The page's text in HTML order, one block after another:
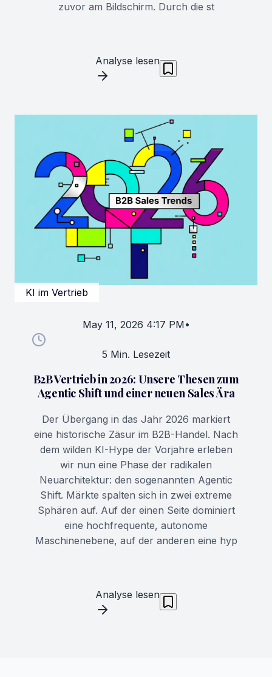
zuvor am Bildschirm. Durch die st
Analyse lesen
KI im Vertrieb
May 11, 2026 4:17 PM•
5 Min. Lesezeit
B2B Vertrieb in 2026: Unsere Thesen zum
Agentic Shift und einer neuen Sales Ära
Der Übergang in das Jahr 2026 markiert
eine historische Zäsur im B2B-Handel. Nach
dem wilden KI-Hype der Vorjahre erleben
wir nun eine Phase der radikalen
Neuarchitektur: den sogenannten Agentic
Shift. Märkte spalten sich in zwei extreme
Sphären auf. Auf der einen Seite dominiert
eine hochfrequente, autonome
Maschinenebene, auf der anderen eine hyp
Analyse lesen